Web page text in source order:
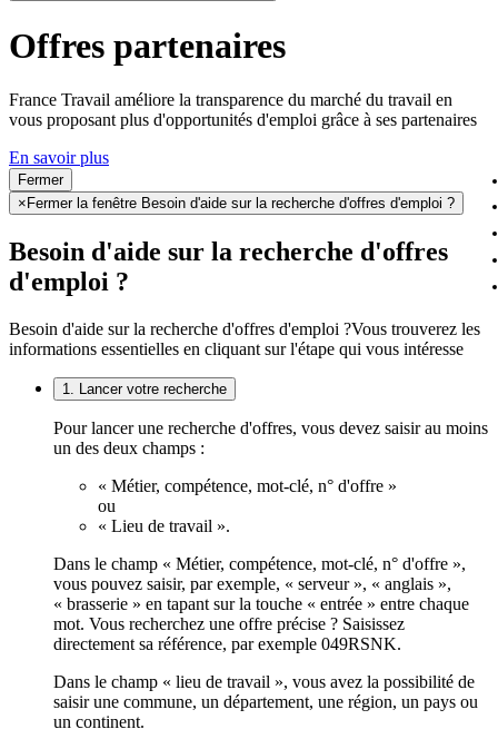
Offres partenaires
France Travail améliore la transparence du marché du travail en
vous proposant plus d'opportunités d'emploi grâce à ses partenaires
En savoir plus
Fermer
× Fermer la fenêtre Besoin d'aide sur la recherche d'offres d'emploi ?
Besoin d'aide sur la recherche d'offres
d'emploi ?
Besoin d'aide sur la recherche d'offres d'emploi ?Vous trouverez les
informations essentielles en cliquant sur l'étape qui vous intéresse
1. Lancer votre recherche
Pour lancer une recherche d'offres, vous devez saisir au moins
un des deux champs :
« Métier, compétence, mot-clé, n° d'offre »
ou
« Lieu de travail ».
Dans le champ « Métier, compétence, mot-clé, n° d'offre »,
vous pouvez saisir, par exemple, « serveur », « anglais »,
« brasserie » en tapant sur la touche « entrée » entre chaque
mot. Vous recherchez une offre précise ? Saisissez
directement sa référence, par exemple 049RSNK.
Dans le champ « lieu de travail », vous avez la possibilité de
saisir une commune, un département, une région, un pays ou
un continent.